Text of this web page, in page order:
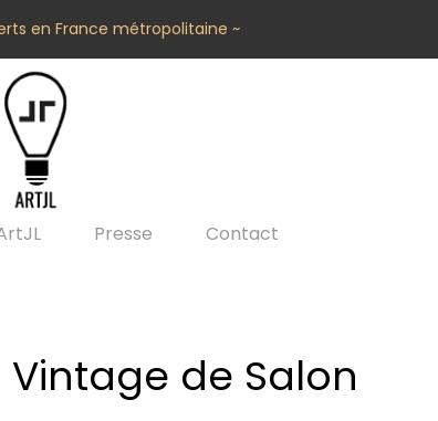
en France métropolitaine ~
Presse Contact
de Salon